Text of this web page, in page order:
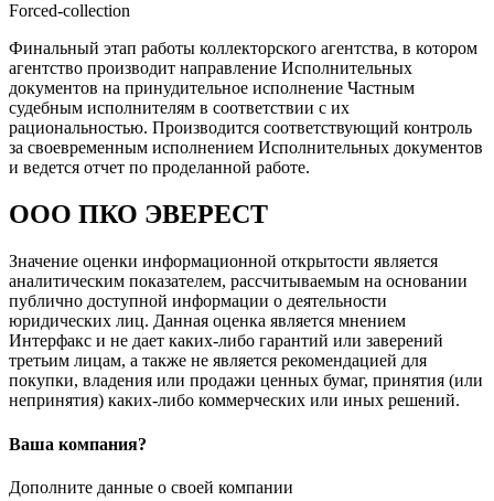
Forced-collection
Финальный этап работы коллекторского агентства, в котором
агентство производит направление Исполнительных
документов на принудительное исполнение Частным
судебным исполнителям в соответствии с их
рациональностью. Производится соответствующий контроль
за своевременным исполнением Исполнительных документов
и ведется отчет по проделанной работе.
ООО ПКО ЭВЕРЕСТ
Значение оценки информационной открытости является
аналитическим показателем, рассчитываемым на основании
публично доступной информации о деятельности
юридических лиц. Данная оценка является мнением
Интерфакс и не дает каких-либо гарантий или заверений
третьим лицам, а также не является рекомендацией для
покупки, владения или продажи ценных бумаг, принятия (или
непринятия) каких-либо коммерческих или иных решений.
Ваша компания?
Дополните данные о своей компании